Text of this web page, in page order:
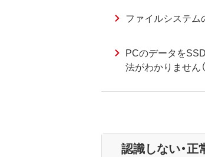
ファイルシステム
PCのデータを
法がわかりません
認識しない・